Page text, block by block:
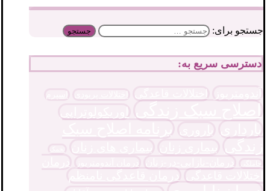
جستجو برای:
دسترسی سریع به:
اختلالات قاعدگی اختلالات پریودی
اصلاح سبک زندگی اوریکولوتراپی
بارداری باروری برنامه اصلاح سبک
زندگی
بیماری زنان بیماری های زنان
تخمک
حاملگی
درمان-نازایی-در-زنان درمان آندومتریوز
درمان
اختلالات قاعدگی درمان قاعدگی نامنظم